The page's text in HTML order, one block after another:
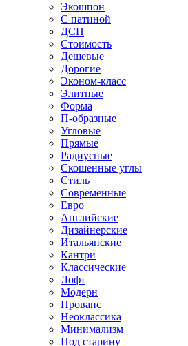
Экошпон
С патиной
ДСП
Стоимость
Дешевые
Дорогие
Эконом-класс
Элитные
Форма
П-образные
Угловые
Прямые
Радиусные
Скошенные углы
Стиль
Современные
Евро
Английские
Дизайнерские
Итальянские
Кантри
Классические
Лофт
Модерн
Прованс
Неоклассика
Минимализм
Под старину